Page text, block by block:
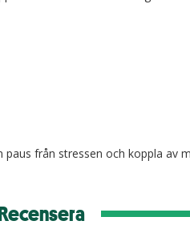
från stressen och koppla av